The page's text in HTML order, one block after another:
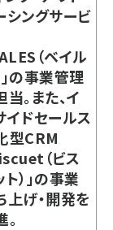
シングサービ
（ベイル
」の事業管理
当。また、イ
イドセールス
型CRM
（ビス
ト）」の事業
上げ・開発を